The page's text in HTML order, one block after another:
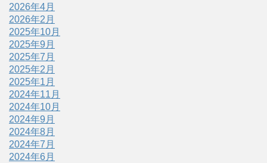
2026年4月
2026年2月
2025年10月
2025年9月
2025年7月
2025年2月
2025年1月
2024年11月
2024年10月
2024年9月
2024年8月
2024年7月
2024年6月